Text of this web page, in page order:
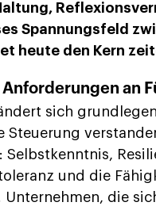
Spannungsfeld
heute den Kern
an
sich
Steuerung
Selbstkenntnis,
und die
Unternehmen, die